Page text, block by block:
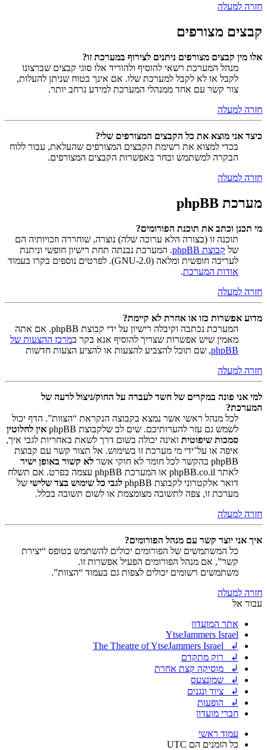
חזרה למעלה
קבצים מצורפים
אלו מין קבצים מצורפים ניתנים לצירוף במערכת זו?
מנהל המערכת רשאי להוסיף ולהוריד אלו סוגי קבצים שברצונו
לקבל או לא לקבל למערכת שלו. אם אינך בטוח שניתן להעלות,
צור קשר עם אחד ממנהלי המערכת למידע נרחב יותר.
חזרה למעלה
כיצד אני מוצא את כל הקבצים המצורפים שלי?
בכדי למצוא את רשימת הקבצים המצורפים שהעלאת, עבור ללוח
הבקרה למשתמש ובחר באפשרות הקבצים המצורפים.
חזרה למעלה
מערכת phpBB
מי תכנן וכתב את תוכנת הפורומים?
תוכנה זו (בצורה הלא ערוכה שלה) נוצרה, שוחררה וזכויותיה הם
של קבוצת phpBB
. המערכת נבנתה תחת רישיון חופשי וניתנת
לעריכה חופשית ומלאה (GNU-2.0). לפרטים נוספים בקרו בעמוד
אודות המערכת.
חזרה למעלה
מדוע אפשרות כזו או אחרת לא קיימת?
המערכת נכתבה וקיבלה רישיון על ידי קבוצת phpBB. אם אתה
מאמין שיש אפשרות שצריך להוסיף אנא בקר במרכז ההצעות של
phpBB, שם תוכל להצביע להצעות או להציע הצעות חדשות
חזרה למעלה
למי אני פונה במקרים של חשד לעברה על החוק/ניצול לרעה של
המערכת?
לכל מנהל ראשי אשר נמצא בקבוצה הנקראת “הצוות”. הדף יכול
לשמש גם עזר להערותיכם. שים לב שלקבוצת phpBB
אין לחלוטין
סמכות שיפוטית ואינה יכולה בשום דרך לשאת באחריות לגבי איך,
איפה או על־ידי מי מערכת זו בשימוש. אל תצור קשר עם קבוצת
phpBB בהקשר לכל חומר לא חוקי אשר
לא קשור באופן ישיר
לאתר phpBB.co.il או המערכת phpBB עצמה בפרט. אם תשלח
דואר אלקטרוני לקבוצת phpBB
לגבי כל שימוש בצד שלישי של
מערכת זו, צפה לתשובה מצומצמת או לשום תשובה בכלל.
חזרה למעלה
איך אני יוצר קשר עם מנהל הפורומים?
כל המשתמשים של הפורומים יכולים להשתמש בטופס “יצירת
קשר”, אם מנהל הפורומים הפעיל אפשרות זו.
משתמשים רשומים יכולים לצפות גם בעמוד “הצוות”.
חזרה למעלה
עבור אל
אתר המועדון
YtseJammers Israel
↲ The Theatre of YtseJammers Israel
↲ רוק מתקדם
↲ מוסיקה קצת אחרת
↲ שמונצעס
↲ ציוד ונגנים
↲ הופעות
חברי מועדון
עמוד ראשי
כל הזמנים הם UTC